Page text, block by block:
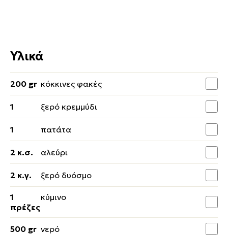
Υλικά
200 gr κόκκινες φακές
1 ξερό κρεμμύδι
1 πατάτα
2 κ.σ. αλεύρι
2 κ.γ. ξερό δυόσμο
1
πρέζες
κύμινο
500 gr νερό